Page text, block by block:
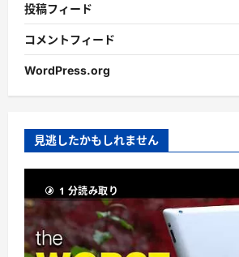
投稿フィード
コメントフィード
WordPress.org
見逃したかもしれません
1 分読み取り